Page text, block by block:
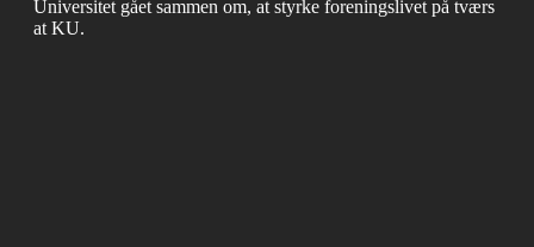
Universitet gået sammen om, at styrke foreningslivet på tværs
at KU.